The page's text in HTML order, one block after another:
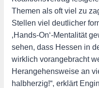
Themen als oft viel zu
Stellen viel deutlicher
‚Hands-On‘-Mentalität
sehen, dass Hessen in
wirklich vorangebracht
Herangehensweise an
halbherzig!“, erklärt